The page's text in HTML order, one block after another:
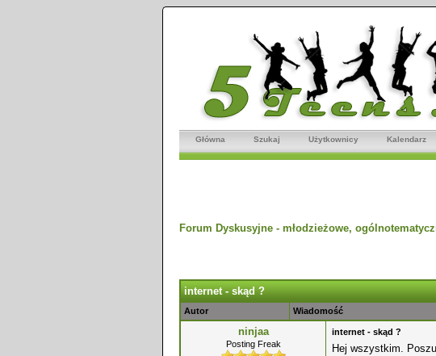
Główna Szukaj Użytkownicy Kalendarz
Forum Dyskusyjne - młodzieżowe,
internet - skąd ?
Autor Wiadomość
ninjaa
Posting Freak
internet - skąd ?
Hej wszystkim.